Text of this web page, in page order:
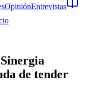
OpiniónEntrevistas
de tender